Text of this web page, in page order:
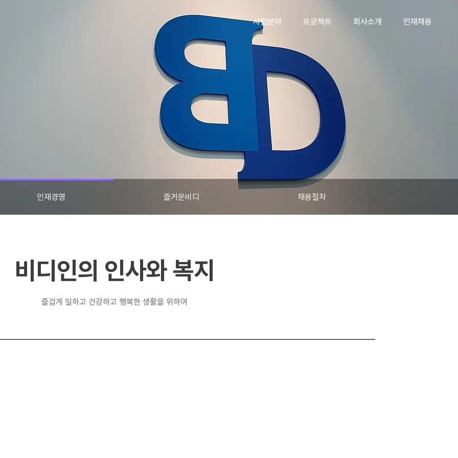
사업분야 프로젝트 회사소개 인재채용
인재경영 즐거운비디 채용절차
비디인의 인사와 복지
즐겁게 일하고 건강하고 행복한 생활을 위하여